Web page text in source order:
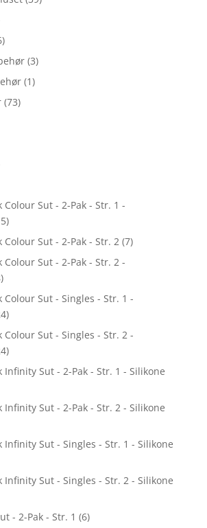
(3)
(1)
(73)
Colour Sut - 2-Pak - Str. 1 -
Colour Sut - 2-Pak - Str. 2 (7)
Colour Sut - 2-Pak - Str. 2 -
Colour Sut - Singles - Str. 1 -
Colour Sut - Singles - Str. 2 -
Infinity Sut - 2-Pak - Str. 1 - Silikone
Infinity Sut - 2-Pak - Str. 2 - Silikone
Infinity Sut - Singles - Str. 1 - Silikone
Infinity Sut - Singles - Str. 2 - Silikone
- 2-Pak - Str. 1 (6)